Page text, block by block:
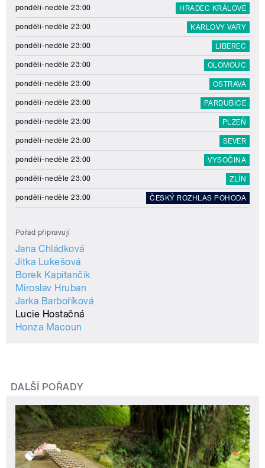
pondělí-neděle 23:00 HRADEC KRÁLOVÉ
pondělí-neděle 23:00 KARLOVY VARY
pondělí-neděle 23:00 LIBEREC
pondělí-neděle 23:00 OLOMOUC
pondělí-neděle 23:00 OSTRAVA
pondělí-neděle 23:00 PARDUBICE
pondělí-neděle 23:00 PLZEŇ
pondělí-neděle 23:00 SEVER
pondělí-neděle 23:00 VYSOČINA
pondělí-neděle 23:00 ZLÍN
pondělí-neděle 23:00 ČESKÝ ROZHLAS POHODA
Pořad připravují
Jana Chládková
Jitka Lukešová
Borek Kapitančik
Miroslav Hruban
Jarka Barboříková
Lucie Hostačná
Honza Macoun
DALŠÍ POŘADY